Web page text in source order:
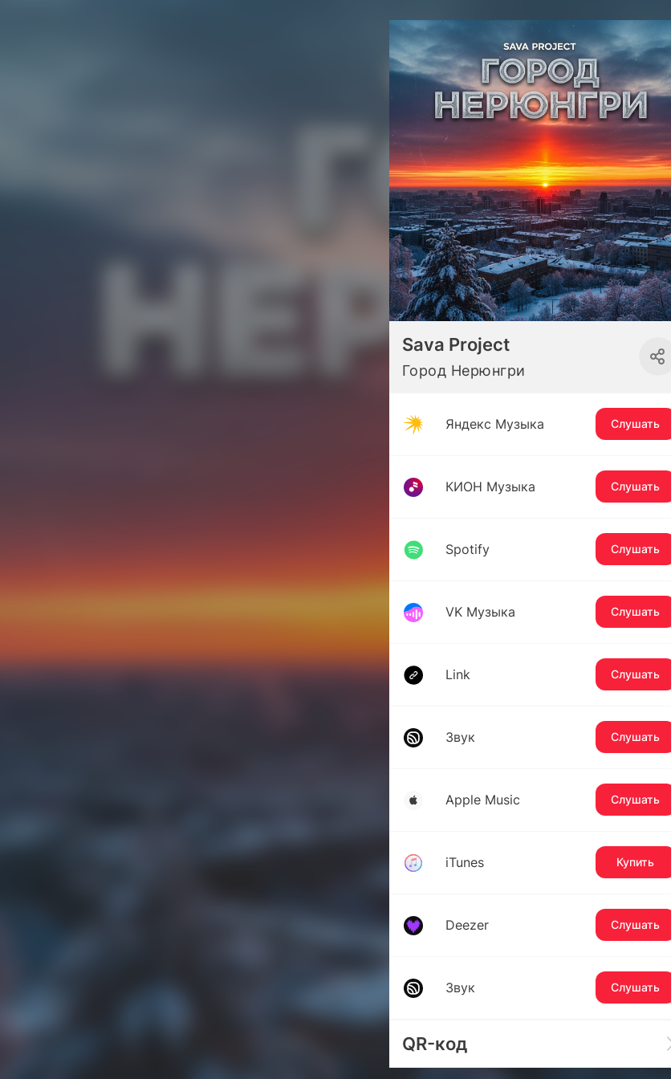
Sava Project
Город Нерюнгри
Яндекс Музыка Слушать
КИОН Музыка Слушать
Spotify Слушать
VK Музыка Слушать
Link Слушать
Звук Слушать
Apple Music Слушать
iTunes Купить
Deezer Слушать
Звук Слушать
QR-код